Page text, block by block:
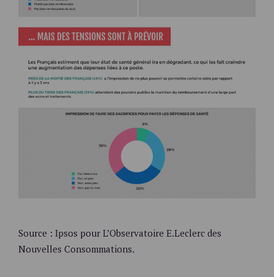
Source : Ipsos pour L’Observatoire E.Leclerc des
Nouvelles Consommations.